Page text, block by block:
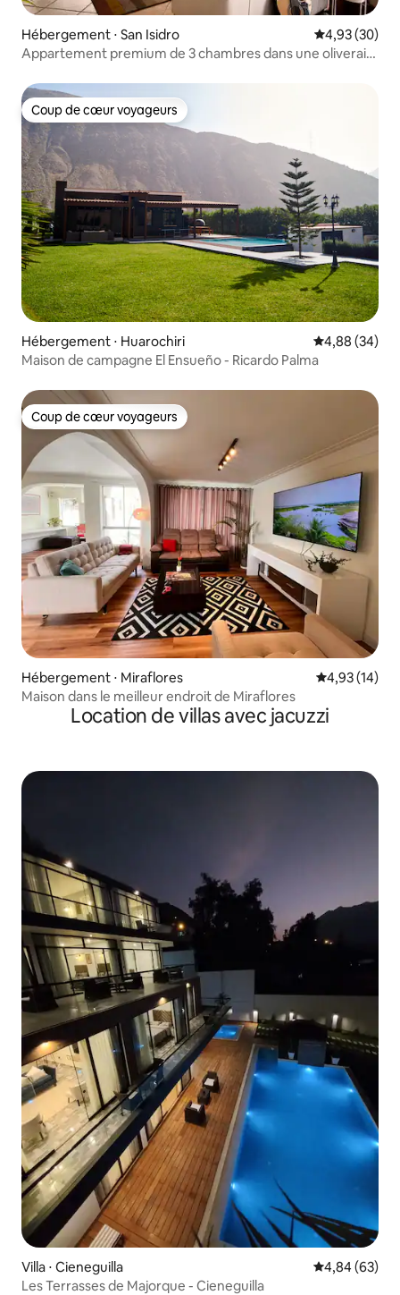
Hébergement ⋅ San Isidro Évaluation
4,93 (30)
Appartement premium de 3 chambres dans une oliveraie
Coup de cœur voyageurs
Coup de cœur voyageurs
Hébergement ⋅ Huarochiri Évaluation
4,88 (34)
Maison de campagne El Ensueño - Ricardo Palma
Coup de cœur voyageurs
Coup de cœur voyageurs
Hébergement ⋅ Miraflores Évaluation
4,93 (14)
Maison dans le meilleur endroit de Miraflores
Location de villas avec jacuzzi
Villa ⋅ Cieneguilla Évaluation
4,84 (63)
Les Terrasses de Majorque - Cieneguilla